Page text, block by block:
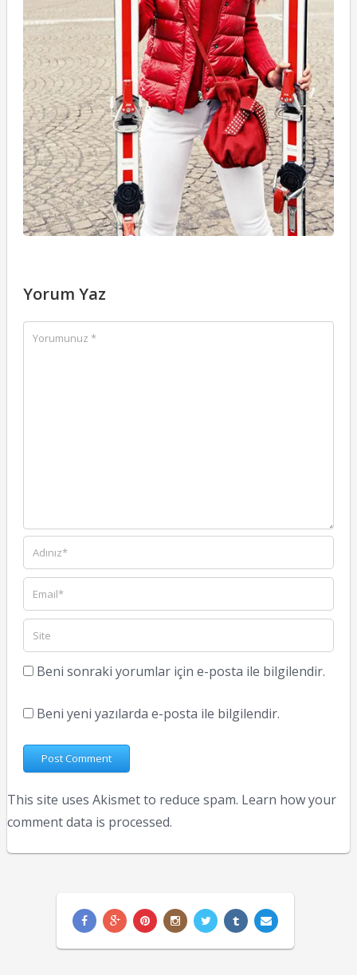
Yorum Yaz
Beni sonraki yorumlar için e-posta ile bilgilendir.
Beni yeni yazılarda e-posta ile bilgilendir.
This site uses Akismet to reduce spam. Learn how your
comment data is processed.